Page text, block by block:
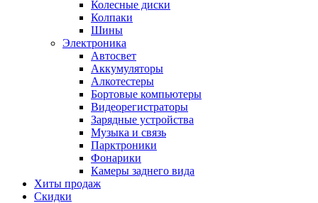
Колесные диски
Колпаки
Шины
Электроника
Автосвет
Аккумуляторы
Алкотестеры
Бортовые компьютеры
Видеорегистраторы
Зарядные устройства
Музыка и связь
Парктроники
Фонарики
Камеры заднего вида
Хиты продаж
Скидки